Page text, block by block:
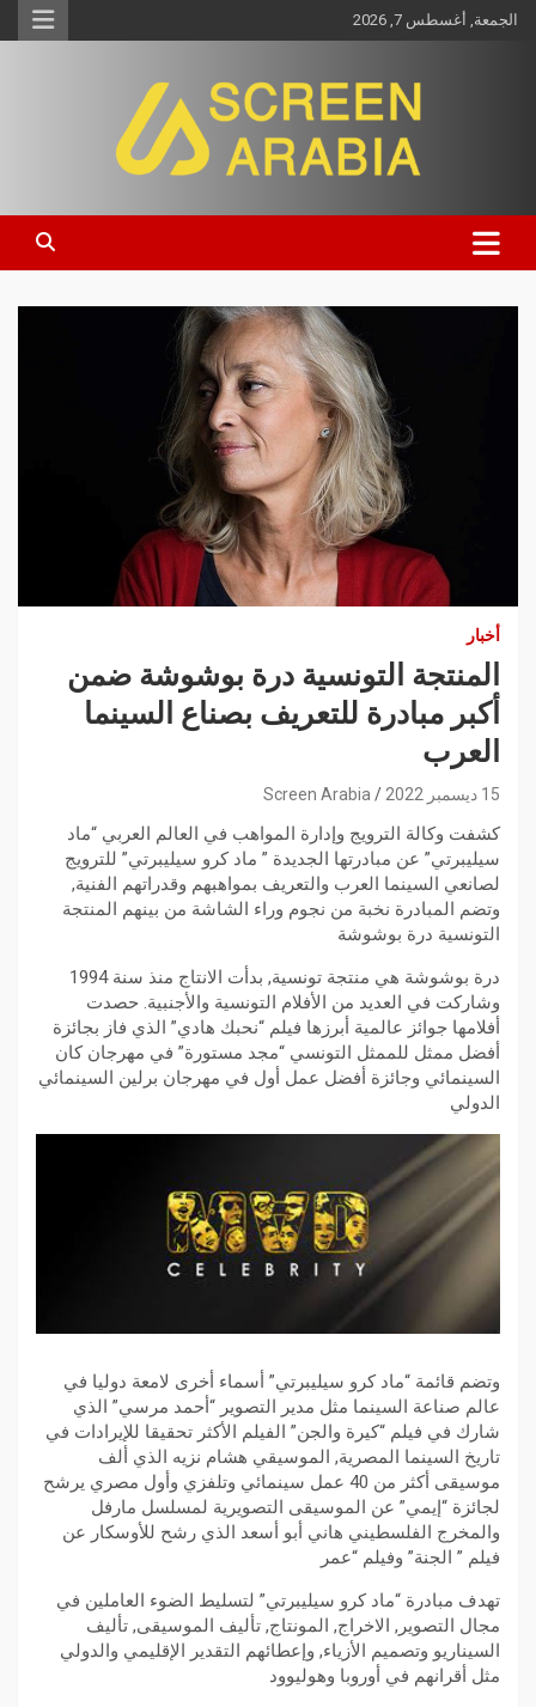
الجمعة, أغسطس 7, 2026
Screen Arabia
أخبار
المنتجة التونسية درة بوشوشة ضمن
أكبر مبادرة للتعريف بصناع السينما
العرب
15 ديسمبر 2022 Screen Arabia
كشفت وكالة الترويج وإدارة المواهب في العالم العربي “ماد
سيليبرتي” عن مبادرتها الجديدة ” ماد كرو سيليبرتي” للترويج
لصانعي السينما العرب والتعريف بمواهبهم وقدراتهم الفنية,
وتضم المبادرة نخبة من نجوم وراء الشاشة من بينهم المنتجة
التونسية درة بوشوشة
درة بوشوشة هي منتجة تونسية, بدأت الانتاج منذ سنة 1994
وشاركت في العديد من الأفلام التونسية والأجنبية. حصدت
أفلامها جوائز عالمية أبرزها فيلم “نحبك هادي” الذي فاز بجائزة
أفضل ممثل للممثل التونسي “مجد مستورة” في مهرجان كان
السينمائي وجائزة أفضل عمل أول في مهرجان برلين السينمائي
الدولي
وتضم قائمة “ماد كرو سيليبرتي” أسماء أخرى لامعة دوليا في
عالم صناعة السينما مثل مدير التصوير “أحمد مرسي” الذي
شارك في فيلم “كيرة والجن” الفيلم الأكثر تحقيقا للإيرادات في
تاريخ السينما المصرية, الموسيقي هشام نزيه الذي ألف
موسيقى أكثر من 40 عمل سينمائي وتلفزي وأول مصري يرشح
لجائزة “إيمي” عن الموسيقى التصويرية لمسلسل مارفل
والمخرج الفلسطيني هاني أبو أسعد الذي رشح للأوسكار عن
فيلم ” الجنة” وفيلم “عمر
تهدف مبادرة “ماد كرو سيليبرتي” لتسليط الضوء العاملين في
مجال التصوير, الاخراج, المونتاج, تأليف الموسيقى, تأليف
السيناريو وتصميم الأزياء, وإعطائهم التقدير الإقليمي والدولي
مثل أقرانهم في أوروبا وهوليوود